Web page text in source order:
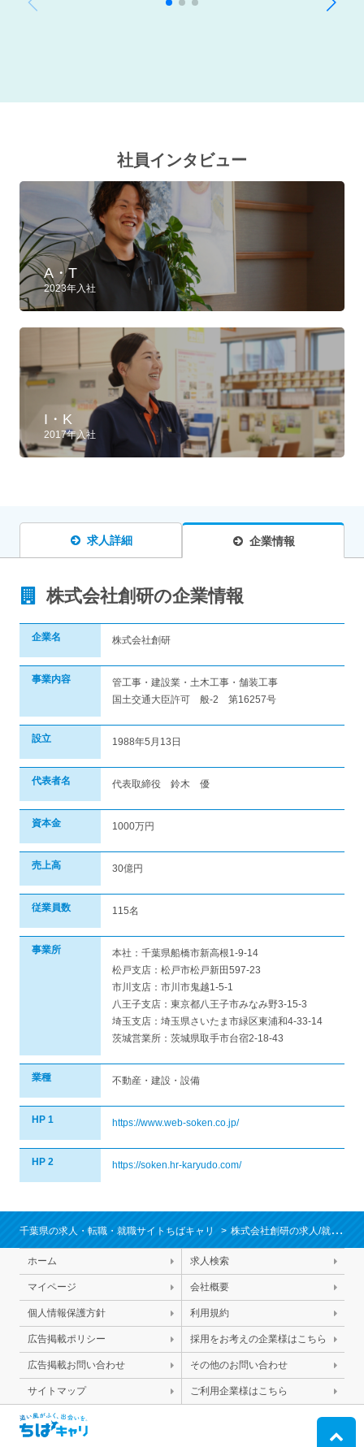
社員インタビュー
A・T
2023年入社
I・K
2017年入社
求人詳細 企業情報
株式会社創研の企業情報
企業名 株式会社創研
事業内容
管工事・建設業・土木工事・舗装工事
国土交通大臣許可 般-2 第16257号
設立 1988年5月13日
代表者名 代表取締役 鈴木 優
資本金 1000万円
売上高 30億円
従業員数 115名
事業所
本社：千葉県船橋市新高根1-9-14
松戸支店：松戸市松戸新田597-23
市川支店：市川市鬼越1-5-1
八王子支店：東京都八王子市みなみ野3-15-3
埼玉支店：埼玉県さいたま市緑区東浦和4-33-14
茨城営業所：茨城県取手市台宿2-18-43
業種 不動産・建設・設備
HP 1 https://www.web-soken.co.jp/
HP 2 https://soken.hr-karyudo.com/
千葉県の求人・転職・就職サイトちばキャリ 株式会社創研の求人/就職情報
ホーム 求人検索
マイページ 会社概要
個人情報保護方針 利用規約
広告掲載ポリシー 採用をお考えの企業様はこちら
広告掲載お問い合わせ その他のお問い合わせ
サイトマップ ご利用企業様はこちら